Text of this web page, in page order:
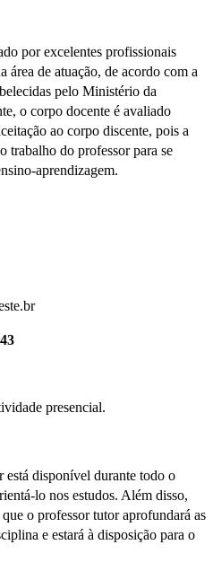
por excelentes profissionais
área de atuação, de acordo com a
pelo Ministério da
o corpo docente é avaliado
ao corpo discente, pois a
trabalho do professor para se
aprendizagem.
presencial.
disponível durante todo o
lo nos estudos. Além disso,
o professor tutor aprofundará as
e estará à disposição para o